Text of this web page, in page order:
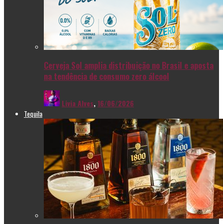
Cerveja Sol amplia distribuição no Brasil e aposta
na tendência de consumo zero álcool
Livia Alves,16/06/2026
Tequila